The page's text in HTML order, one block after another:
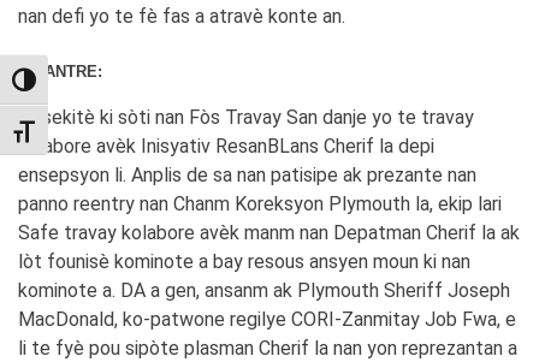
TOGGLE HIGH CONTRAST
TOGGLE FONT SIZE
nan defi yo te fè fas a atravè konte an.
RE-ANTRE:
Pèsekitè ki sòti nan Fòs Travay San danje yo te travay
kolabore avèk Inisyativ ResanBLans Cherif la depi
ensepsyon li. Anplis de sa nan patisipe ak prezante nan
panno reentry nan Chanm Koreksyon Plymouth la, ekip lari
Safe travay kolabore avèk manm nan Depatman Cherif la ak
lòt founisè kominote a bay resous ansyen moun ki nan
kominote a. DA a gen, ansanm ak Plymouth Sheriff Joseph
MacDonald, ko-patwone regilye CORI-Zanmitay Job Fwa, e
li te fyè pou sipòte plasman Cherif la nan yon reprezantan a